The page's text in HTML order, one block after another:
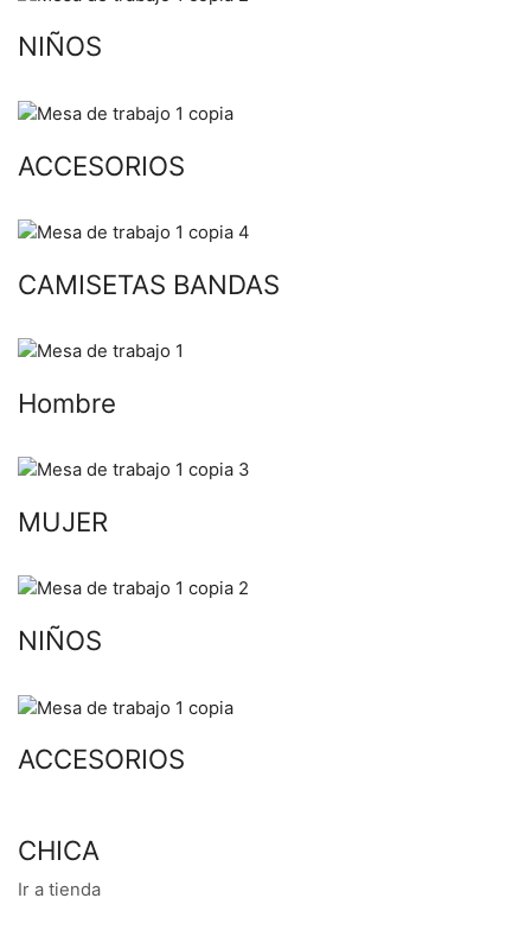
NIÑOS
ACCESORIOS
CAMISETAS BANDAS
Hombre
MUJER
NIÑOS
ACCESORIOS
CHICA
Ir a tienda